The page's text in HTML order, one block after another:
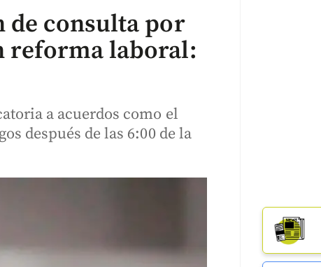
de consulta por
reforma laboral:
a acuerdos como el
después de las 6:00 de la